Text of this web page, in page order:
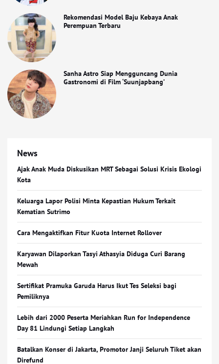
Rekomendasi Model Baju Kebaya Anak
Perempuan Terbaru
Sanha Astro Siap Mengguncang Dunia
Gastronomi di Film ‘Suunjapbang’
News
Ajak Anak Muda Diskusikan MRT Sebagai Solusi Krisis Ekologi
Kota
Keluarga Lapor Polisi Minta Kepastian Hukum Terkait
Kematian Sutrimo
Cara Mengaktifkan Fitur Kuota Internet Rollover
Karyawan Dilaporkan Tasyi Athasyia Diduga Curi Barang
Mewah
Sertifikat Pramuka Garuda Harus Ikut Tes Seleksi bagi
Pemiliknya
Lebih dari 2000 Peserta Meriahkan Run for Independence
Day 81 Lindungi Setiap Langkah
Batalkan Konser di Jakarta, Promotor Janji Seluruh Tiket akan
Direfund